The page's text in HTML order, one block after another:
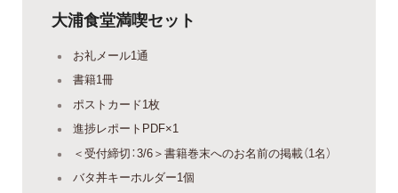
大浦食堂満喫セット
お礼メール1通
書籍1冊
ポストカード1枚
進捗レポートPDF×1
＜受付締切：3/6＞書籍巻末へのお名前の掲載（1名）
バタ丼キーホルダー1個